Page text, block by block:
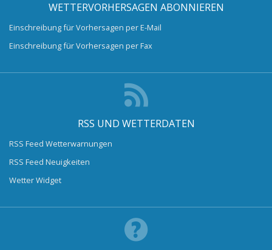
WETTERVORHERSAGEN ABONNIEREN
Einschreibung für Vorhersagen per E-Mail
Einschreibung für Vorhersagen per Fax
RSS UND WETTERDATEN
RSS Feed Wetterwarnungen
RSS Feed Neuigkeiten
Wetter Widget